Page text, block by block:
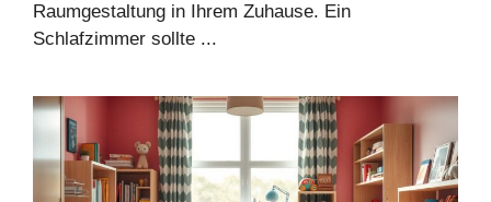
Raumgestaltung in Ihrem Zuhause. Ein
Schlafzimmer sollte ...